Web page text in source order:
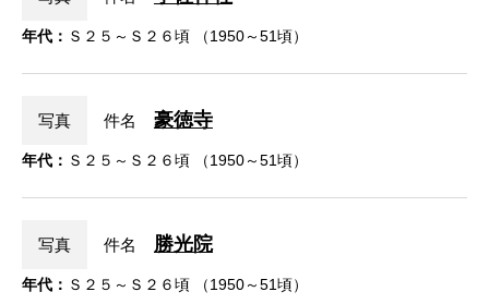
年代： Ｓ２５～Ｓ２６頃 （1950～51頃）
写真 件名 豪徳寺
年代： Ｓ２５～Ｓ２６頃 （1950～51頃）
写真 件名 勝光院
年代： Ｓ２５～Ｓ２６頃 （1950～51頃）